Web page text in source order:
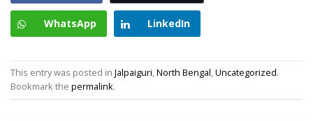
WhatsApp LinkedIn
This entry was posted in Jalpaiguri,North Bengal,Uncategorized.
Bookmark the permalink.